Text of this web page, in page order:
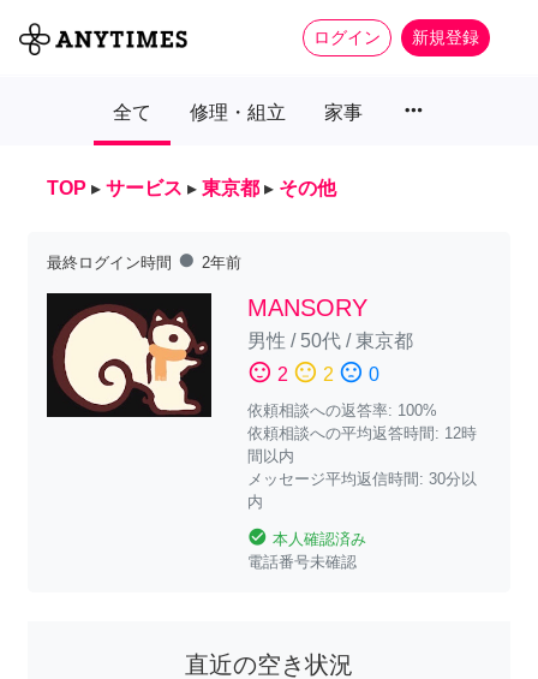
ログイン 新規登録
全て 修理・組立 家事 more_horiz
TOP ▸ サービス ▸ 東京都 ▸ その他
最終ログイン時間 fiber_manual_record 2年前
MANSORY
男性 / 50代/東京都
sentiment_satisfied 2 sentiment_neutral 2 sentiment_dissatisfied 0
依頼相談への返答率: 100%
依頼相談への平均返答時間: 12時
間以内
メッセージ平均返信時間: 30分以
内
check_circle 本人確認済み
電話番号未確認
直近の空き状況